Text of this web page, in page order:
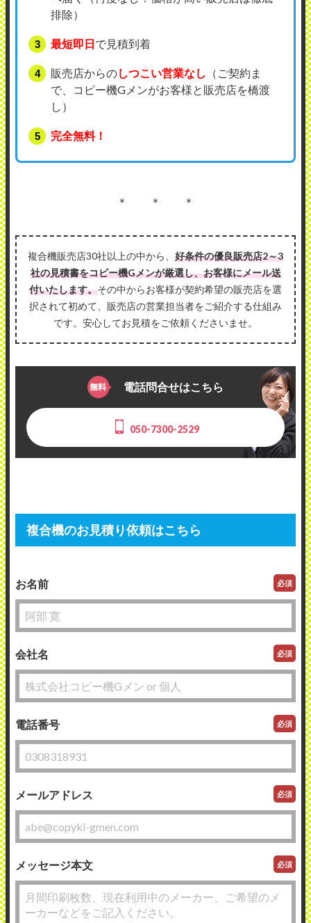
排除）
最短即日で見積到着
販売店からのしつこい営業なし
（ご契約ま
で、コピー機Gメンがお客様と販売店を橋渡
し）
完全無料！
＊ ＊ ＊
複合機販売店30社以上の中から、 好条件の優良販売店2～3
社の見積書をコピー機Gメンが厳選し、お客様にメール送
付いたします。その中からお客様が契約希望の販売店を選
択されて初めて、販売店の営業担当者をご紹介する仕組み
です。安心してお見積をご依頼くださいませ。
電話問合せはこちら
050-7300-2529
複合機のお見積り依頼はこちら
お名前 必須
会社名 必須
電話番号 必須
メールアドレス 必須
メッセージ本文 必須